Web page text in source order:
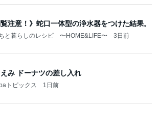
覧注意！》蛇口一体型の浄水器をつけた結果。
と暮らしのレシピ 〜HOME&LIFE〜 3日前
み ドーナツの差し入れ
トピックス 1日前